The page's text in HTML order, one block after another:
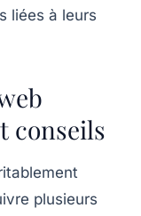
liées à leurs
conseils
plusieurs